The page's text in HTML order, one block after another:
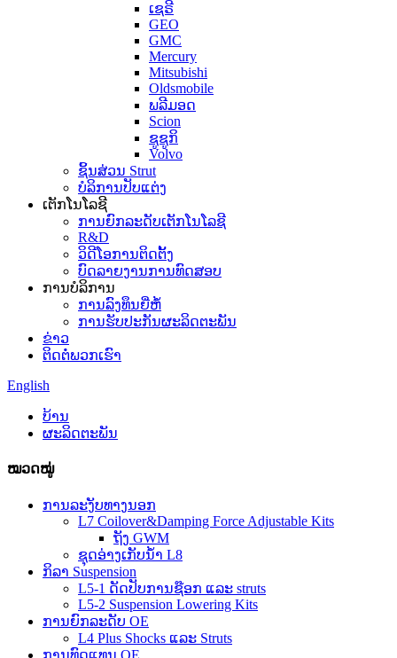
ເຊຣີ
GEO
GMC
Mercury
Mitsubishi
Oldsmobile
ພລີມອດ
Scion
ຊູຊູກິ
Volvo
ຊິ້ນສ່ວນ Strut
ບໍລິການປັບແຕ່ງ
ເຕັກໂນໂລຊີ
ການຍົກລະດັບເຕັກໂນໂລຊີ
R&D
ວິດີໂອການຕິດຕັ້ງ
ບົດລາຍງານການທົດສອບ
ການບໍລິການ
ການລົງທຶນຍີ່ຫໍ້
ການຮັບປະກັນຜະລິດຕະພັນ
ຂ່າວ
ຕິດຕໍ່ພວກເຮົາ
English
ບ້ານ
ຜະລິດຕະພັນ
ໝວດໝູ່
ການລະງັບທາງນອກ
L7 Coilover&Damping Force Adjustable Kits
ຖັງ GWM
ຊຸດອ່າງເກັບນ້ຳ L8
ກິລາ Suspension
L5-1 ດັດປັບການຊ໊ອກ ແລະ struts
L5-2 Suspension Lowering Kits
ການຍົກລະດັບ OE
L4 Plus Shocks ແລະ Struts
ການທົດແທນ OE